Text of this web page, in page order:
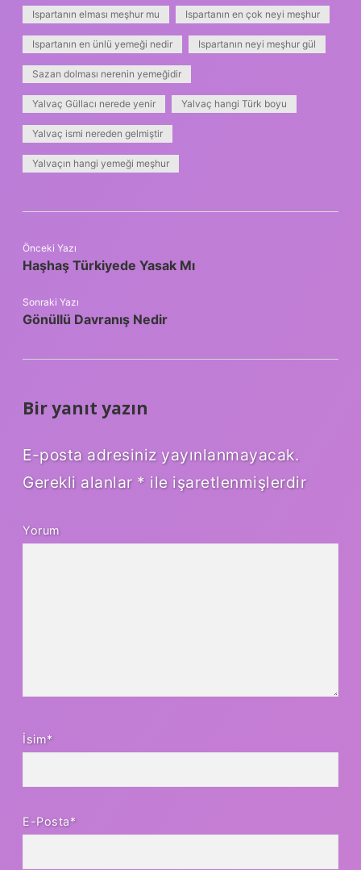
Ispartanın elması meşhur mu Ispartanın en çok neyi meşhur
Ispartanın en ünlü yemeği nedir Ispartanın neyi meşhur gül
Sazan dolması nerenin yemeğidir
Yalvaç Güllacı nerede yenir Yalvaç hangi Türk boyu
Yalvaç ismi nereden gelmiştir
Yalvaçın hangi yemeği meşhur
Önceki Yazı
Haşhaş Türkiyede Yasak Mı
Sonraki Yazı
Gönüllü Davranış Nedir
Bir yanıt yazın
E-posta adresiniz yayınlanmayacak.
Gerekli alanlar * ile işaretlenmişlerdir
Yorum
İsim*
E-Posta*